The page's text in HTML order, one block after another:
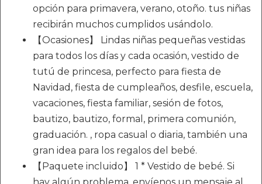
opción para primavera, verano, otoño. tus niñas
recibirán muchos cumplidos usándolo.
【Ocasiones】 Lindas niñas pequeñas vestidas
para todos los días y cada ocasión, vestido de
tutú de princesa, perfecto para fiesta de
Navidad, fiesta de cumpleaños, desfile, escuela,
vacaciones, fiesta familiar, sesión de fotos,
bautizo, bautizo, formal, primera comunión,
graduación. , ropa casual o diaria, también una
gran idea para los regalos del bebé.
【Paquete incluido】 1 * Vestido de bebé. Si